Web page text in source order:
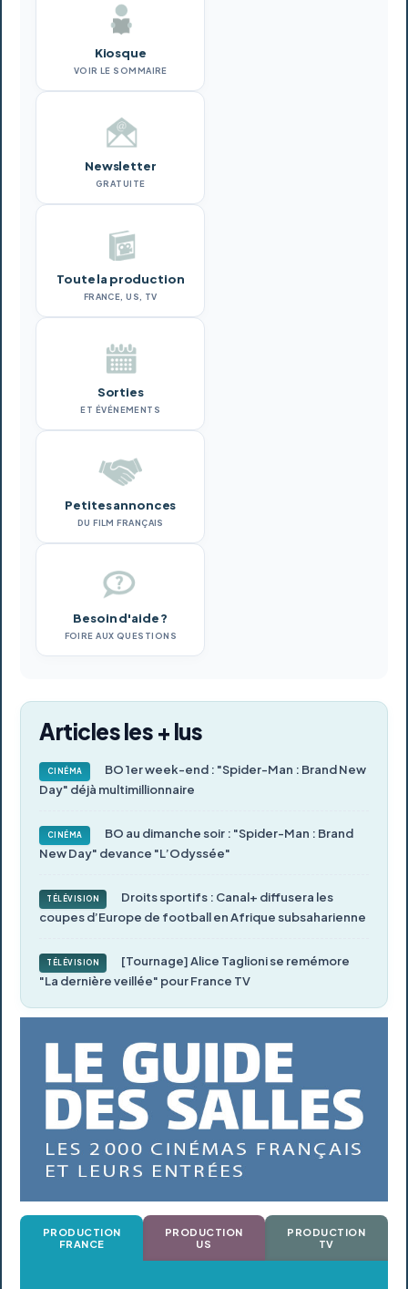
Kiosque
VOIR LE SOMMAIRE
Newsletter
GRATUITE
Toute la production
FRANCE, US, TV
Sorties
ET ÉVÉNEMENTS
Petites annonces
DU FILM FRANÇAIS
Besoin d'aide ?
FOIRE AUX QUESTIONS
Articles les + lus
CINÉMA
BO 1er week-end : "Spider-Man : Brand New
Day" déjà multimillionnaire
CINÉMA
BO au dimanche soir : "Spider-Man : Brand
New Day" devance "L’Odyssée"
TÉLÉVISION
Droits sportifs : Canal+ diffusera les
coupes d’Europe de football en Afrique subsaharienne
TÉLÉVISION
[Tournage] Alice Taglioni se remémore
"La dernière veillée" pour France TV
PRODUCTION
FRANCE
PRODUCTION
US
PRODUCTION
TV